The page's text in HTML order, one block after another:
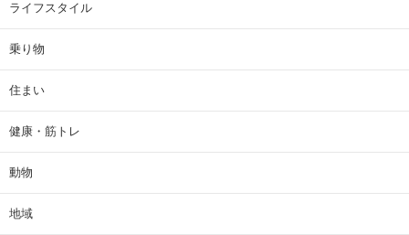
ライフスタイル
乗り物
住まい
健康・筋トレ
動物
地域